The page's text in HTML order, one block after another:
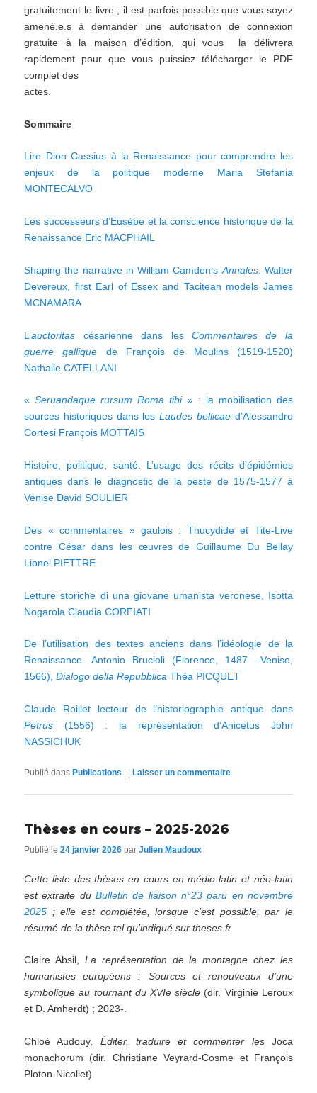
gratuitement le livre ; il est parfois possible que vous soyez
amené.e.s à demander une autorisation de connexion
gratuite à la maison d’édition, qui vous la délivrera
rapidement pour que vous puissiez télécharger le PDF
complet des
actes.
Sommaire
Lire Dion Cassius à la Renaissance pour comprendre les
enjeux de la politique moderne Maria Stefania
MONTECALVO
Les successeurs d’Eusèbe et la conscience historique de la
Renaissance Eric MACPHAIL
Shaping the narrative in William Camden’s Annales: Walter
Devereux, first Earl of Essex and Tacitean models James
MCNAMARA
L’auctoritas césarienne dans les Commentaires de la
guerre gallique de François de Moulins (1519-1520)
Nathalie CATELLANI
«Seruandaque rursum Roma tibi » : la mobilisation des
sources historiques dans lesLaudes bellicae d’Alessandro
Cortesi François MOTTAIS
Histoire, politique, santé. L’usage des récits d’épidémies
antiques dans le diagnostic de la peste de 1575-1577 à
Venise David SOULIER
Des « commentaires » gaulois : Thucydide et Tite-Live
contre César dans les œuvres de Guillaume Du Bellay
Lionel PIETTRE
Letture storiche di una giovane umanista veronese, Isotta
Nogarola Claudia CORFIATI
De l’utilisation des textes anciens dans l’idéologie de la
Renaissance. Antonio Brucioli (Florence, 1487 –Venise,
1566),Dialogo della RepubblicaThéa PICQUET
Claude Roillet lecteur de l’historiographie antique dans
Petrus (1556) : la représentation d’Anicetus John
NASSICHUK
Publié dans Publications | |Laisser un commentaire
Thèses en cours – 2025-2026
Publié le24 janvier 2026 parJulien Maudoux
Cette liste des thèses en cours en médio-latin et néo-latin
est extraite duBulletin de liaison n°23 paru en novembre
2025 ; elle est complétée, lorsque c’est possible, par le
résumé de la thèse tel qu’indiqué sur theses.fr.
Claire Absil, La représentation de la montagne chez les
humanistes européens : Sources et renouveaux d’une
symbolique au tournant du XVIe siècle (dir. Virginie Leroux
et D. Amherdt) ; 2023-.
Chloé Audouy, Éditer, traduire et commenter lesJoca
monachorum (dir. Christiane Veyrard-Cosme et François
Ploton-Nicollet).